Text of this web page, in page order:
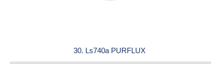
30. Ls740a PURFLUX